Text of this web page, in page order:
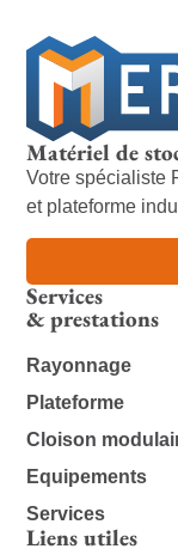
Matériel de
Votre spécialiste
et plateforme
Services
& prestations
Rayonnage
Plateforme
Cloison
Equipements
Services
Liens utiles